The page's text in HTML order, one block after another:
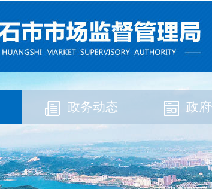
政务动态 政